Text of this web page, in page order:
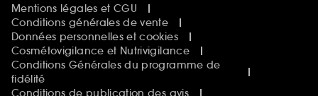
Mentions légales et CGU
Conditions générales de vente
Données personnelles et cookies
Cosmétovigilance et Nutrivigilance
Conditions Générales du programme de
fidélité
Conditions de publication des avis